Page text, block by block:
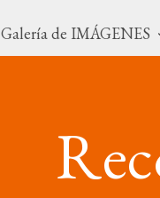
Galería de IMÁGENES